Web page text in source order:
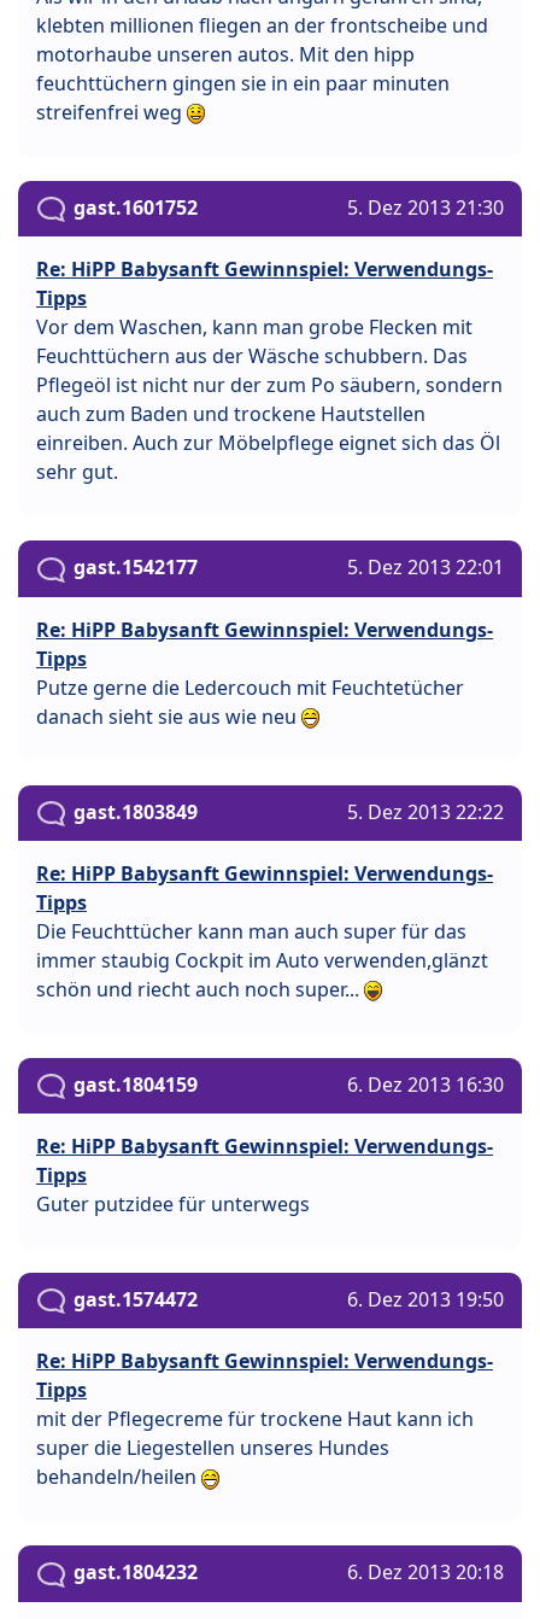
klebten millionen fliegen an der frontscheibe und
motorhaube unseren autos. Mit den hipp
feuchttüchern gingen sie in ein paar minuten
streifenfrei weg
gast.1601752 5. Dez 2013 21:30
Re: HiPP Babysanft Gewinnspiel: Verwendungs-
Tipps
Vor dem Waschen, kann man grobe Flecken mit
Feuchttüchern aus der Wäsche schubbern. Das
Pflegeöl ist nicht nur der zum Po säubern, sondern
auch zum Baden und trockene Hautstellen
einreiben. Auch zur Möbelpflege eignet sich das Öl
sehr gut.
gast.1542177 5. Dez 2013 22:01
Re: HiPP Babysanft Gewinnspiel: Verwendungs-
Tipps
Putze gerne die Ledercouch mit Feuchtetücher
danach sieht sie aus wie neu
gast.1803849 5. Dez 2013 22:22
Re: HiPP Babysanft Gewinnspiel: Verwendungs-
Tipps
Die Feuchttücher kann man auch super für das
immer staubig Cockpit im Auto verwenden,glänzt
schön und riecht auch noch super...
gast.1804159 6. Dez 2013 16:30
Re: HiPP Babysanft Gewinnspiel: Verwendungs-
Tipps
Guter putzidee für unterwegs
gast.1574472 6. Dez 2013 19:50
Re: HiPP Babysanft Gewinnspiel: Verwendungs-
Tipps
mit der Pflegecreme für trockene Haut kann ich
super die Liegestellen unseres Hundes
behandeln/heilen
gast.1804232 6. Dez 2013 20:18